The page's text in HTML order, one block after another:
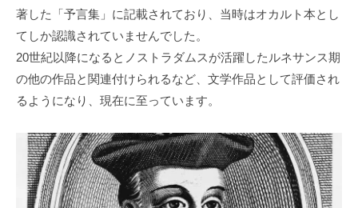
著した「予言集」に記載されており、当時はオカルト本とし
てしか認識されていませんでした。
20世紀以降になるとノストラダムスが活躍したルネサンス期
の他の作品と関連付けられるなど、文学作品として評価され
るようになり、現在に至っています。